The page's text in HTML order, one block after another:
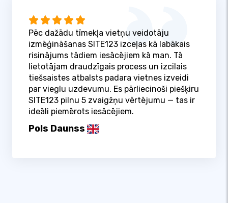
Pēc dažādu tīmekļa vietņu veidotāju
izmēģināšanas SITE123 izceļas kā labākais
risinājums tādiem iesācējiem kā man. Tā
lietotājam draudzīgais process un izcilais
tiešsaistes atbalsts padara vietnes izveidi
par vieglu uzdevumu. Es pārliecinoši piešķiru
SITE123 pilnu 5 zvaigžņu vērtējumu — tas ir
ideāli piemērots iesācējiem.
Pols Daunss